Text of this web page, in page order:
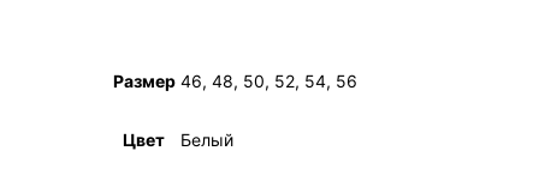
Размер 46, 48, 50, 52, 54, 56
Цвет Белый